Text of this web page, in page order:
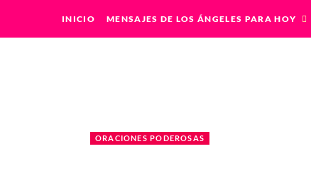
INICIO MENSAJES DE LOS ÁNGELES PARA HOY
ORACIONES PODEROSAS